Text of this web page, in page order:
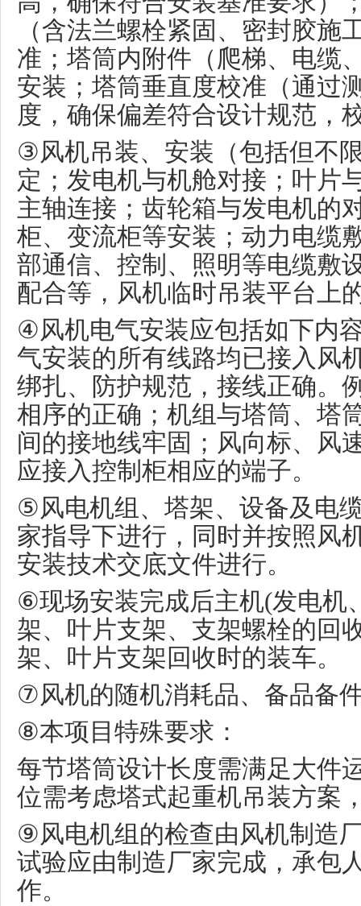
（含法兰螺栓紧固、密封胶施
准；塔筒内附件（爬梯、电缆
安装；塔筒垂直度校准（通过
度，确保偏差符合设计规范，
③风机吊装、安装（包括但不
定；发电机与机舱对接；叶片
主轴连接；齿轮箱与发电机的
柜、变流柜等安装；动力电缆
部通信、控制、照明等电缆敷
配合等，风机临时吊装平台上
④风机电气安装应包括如下内
气安装的所有线路均已接入风
绑扎、防护规范，接线正确。
相序的正确；机组与塔筒、塔
间的接地线牢固；风向标、风
应接入控制柜相应的端子。
⑤风电机组、塔架、设备及电
家指导下进行，同时并按照风
安装技术交底文件进行。
⑥现场安装完成后主机(发电机
架、叶片支架、支架螺栓的回
架、叶片支架回收时的装车。
⑦风机的随机消耗品、备品备
⑧本项目特殊要求：
每节塔筒设计长度需满足大件
位需考虑塔式起重机吊装方案
⑨风电机组的检查由风机制造
试验应由制造厂家完成，承包
作。